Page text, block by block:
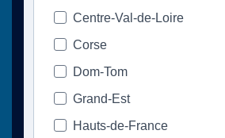
Centre-Val-de-Loire
Corse
Dom-Tom
Grand-Est
Hauts-de-France